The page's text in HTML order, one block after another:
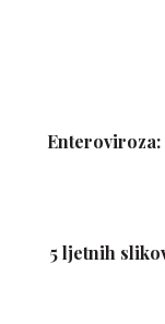
5 ljetnih